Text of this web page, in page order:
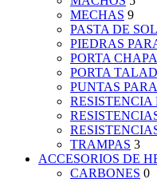
MECHAS 9
PASTA DE
PIEDRAS
PORTA CHAPA
PORTA
PUNTAS
RESISTENCIA
TRAMPAS 3
ACCESORIOS DE
CARBONES 0